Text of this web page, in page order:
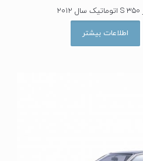
اطلاعات بیشتر